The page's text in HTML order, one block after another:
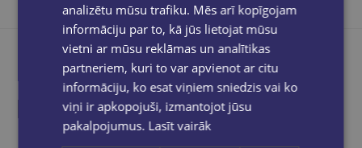
Produkta apraksts
analizētu mūsu trafiku. Mēs arī kopīgojam
informāciju par to, kā jūs lietojat mūsu
vietni ar mūsu reklāmas un analītikas
partneriem, kuri to var apvienot ar citu
informāciju, ko esat viņiem sniedzis vai ko
viņi ir apkopojuši, izmantojot jūsu
pakalpojumus. Lasīt vairāk